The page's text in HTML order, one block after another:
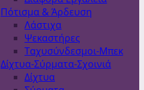
Πότισμα & Άρδευση
Λάστιχα
Ψεκαστήρες
Ταχυσύνδεσμοι-Μπεκ
Δίχτυα-Σύρματα-Σχοινιά
Δίχτυα